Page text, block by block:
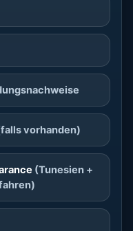
vorhanden)
(Tunesien +